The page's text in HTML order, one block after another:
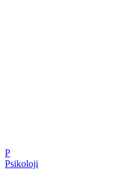
P
Psikoloji